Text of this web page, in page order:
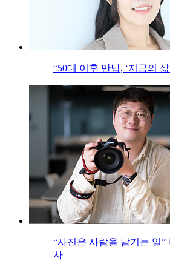
“50대 이후 만남, ‘지금의
“사진은 사람을 남기는 일”
사